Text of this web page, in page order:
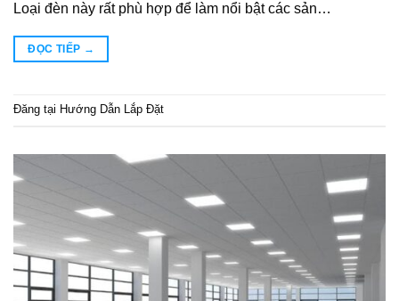
Loại đèn này rất phù hợp để làm nổi bật các sản…
ĐỌC TIẾP →
Đăng tại Hướng Dẫn Lắp Đặt